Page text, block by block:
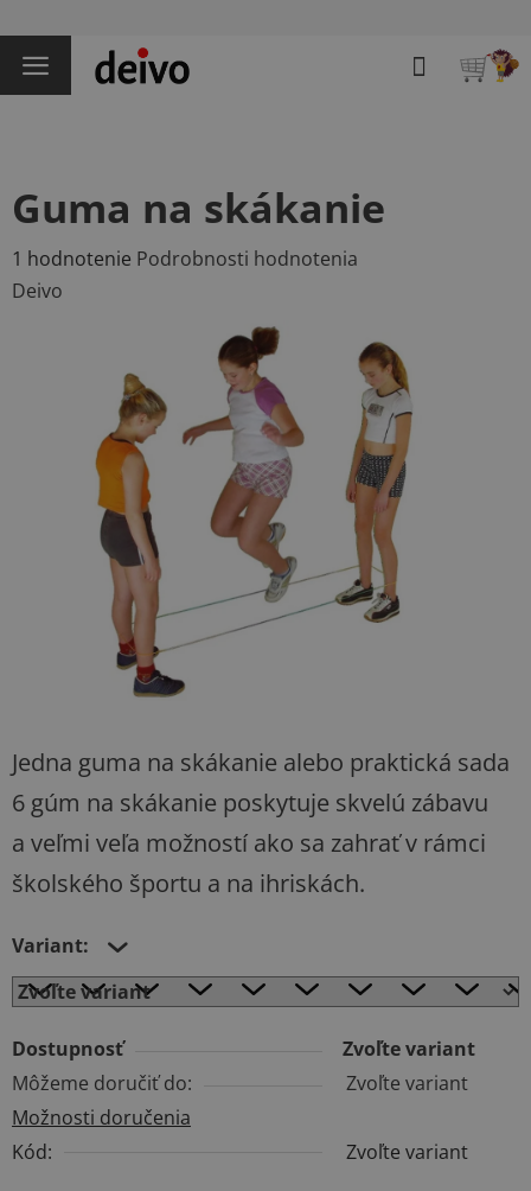
na
obsah
Hľadať
Jedna guma na skákanie alebo praktická sada
6 gúm na skákanie poskytuje skvelú zábavu
a veľmi veľa možností ako sa zahrať v rámci
školského športu a na ihriskách.
Variant:
Dostupnosť
Zvoľte variant
Môžeme doručiť do:
Zvoľte variant
Možnosti doručenia
Kód:
Zvoľte variant
Guma na skákanie
Priemerné
hodnotenie
hviezdičiek.
1 hodnotenie Podrobnosti hodnotenia
Deivo